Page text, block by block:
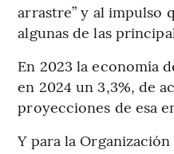
arrastre” y al impulso
algunas de las
En 2023 la economía
en 2024 un 3,3%, de
proyecciones de esa
Y para la